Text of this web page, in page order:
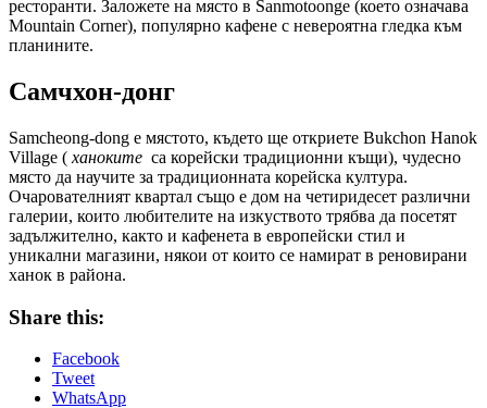
ресторанти. Заложете на място в Sanmotoonge (което означава
Mountain Corner), популярно кафене с невероятна гледка към
планините.
Самчхон-донг
Samcheong-dong е мястото, където ще откриете Bukchon Hanok
Village ( ханоките са корейски традиционни къщи), чудесно
място да научите за традиционната корейска култура.
Очарователният квартал също е дом на четиридесет различни
галерии, които любителите на изкуството трябва да посетят
задължително, както и кафенета в европейски стил и
уникални магазини, някои от които се намират в реновирани
ханок в района.
Share this:
Facebook
Tweet
WhatsApp